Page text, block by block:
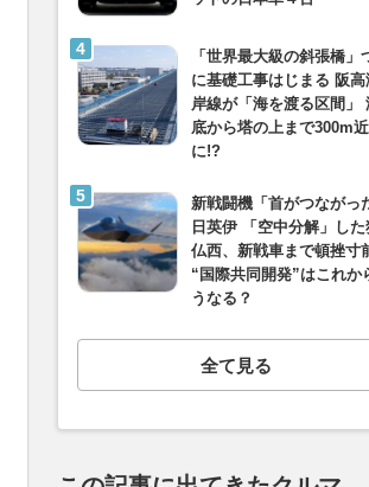
「世界最大級の斜張橋」
に基礎工事はじまる 阪高
岸線が「海を渡る区間」
底から塔の上まで300m近
に!?
新戦闘機「首がつながっ
日英伊 「空中分解」した
仏西、新戦車まで頓挫寸
“国際共同開発”はこれか
うなる？
全て見る